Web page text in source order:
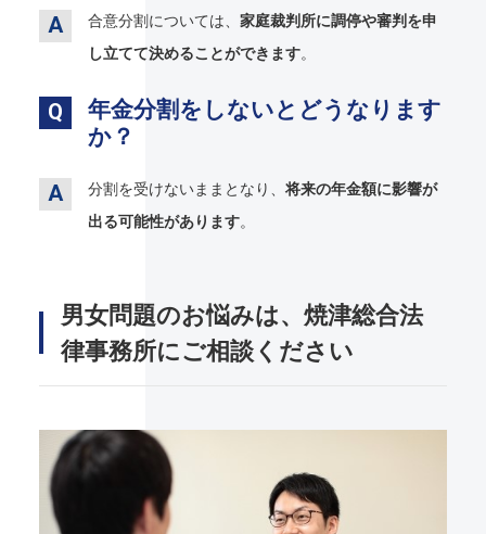
合意分割については、 家庭裁判所に調停や審判を申
し立てて決めることができます。
年金分割をしないとどうなります
か？
分割を受けないままとなり、 将来の年金額に影響が
出る可能性があります。
男女問題のお悩みは、焼津総合法
律事務所にご相談ください